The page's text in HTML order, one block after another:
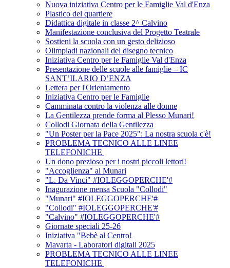
Nuova iniziativa Centro per le Famiglie Val d'Enza
Plastico del quartiere
Didattica digitale in classe 2^ Calvino
Manifestazione conclusiva del Progetto Teatrale
Sostieni la scuola con un gesto delizioso
Olimpiadi nazionali del disegno tecnico
Iniziativa Centro per le Famiglie Val d'Enza
Presentazione delle scuole alle famiglie – IC
SANT’ILARIO D’ENZA
Lettera per l'Orientamento
Iniziativa Centro per le Famiglie
Camminata contro la violenza alle donne
La Gentilezza prende forma al Plesso Munari!
Collodi Giornata della Gentilezza
"Un Poster per la Pace 2025": La nostra scuola c'è!
PROBLEMA TECNICO ALLE LINEE
TELEFONICHE
Un dono prezioso per i nostri piccoli lettori!
"Accoglienza" al Munari
"L. Da Vinci" #IOLEGGOPERCHE'#
Inagurazione mensa Scuola "Collodi"
"Munari" #IOLEGGOPERCHE'#
"Collodi" #IOLEGGOPERCHE'#
"Calvino" #IOLEGGOPERCHE'#
Giornate speciali 25-26
Iniziativa "Bebè al Centro!
Mavarta - Laboratori digitali 2025
PROBLEMA TECNICO ALLE LINEE
TELEFONICHE